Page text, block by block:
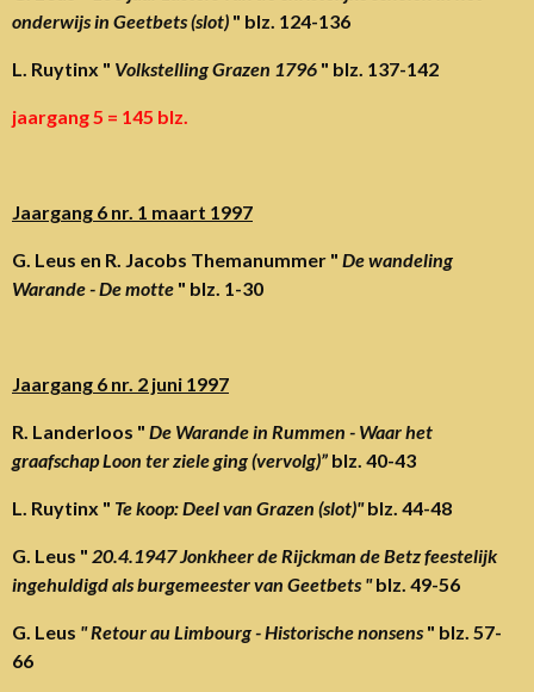
onderwijs in Geetbets (slot) " blz. 124-136
L. Ruytinx " Volkstelling Grazen 1796 " blz. 137-142
jaargang 5 = 145 blz.
Jaargang 6 nr. 1 maart 1997
G. Leus en R. Jacobs Themanummer " De wandeling
Warande - De motte " blz. 1-30
Jaargang 6 nr. 2 juni 1997
R. Landerloos " De Warande in Rummen - Waar het
graafschap Loon ter ziele ging (vervolg)” blz. 40-43
L. Ruytinx " Te koop: Deel van Grazen (slot)"blz. 44-48
G. Leus " 20.4.1947 Jonkheer de Rijckman de Betz feestelijk
ingehuldigd als burgemeester van Geetbets "blz. 49-56
G. Leus " Retour au Limbourg - Historische nonsens " blz. 57-
66